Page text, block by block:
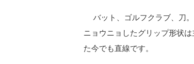
バット、ゴルフクラブ、刀
ニョウニョしたグリップ形状
た今でも直線です。